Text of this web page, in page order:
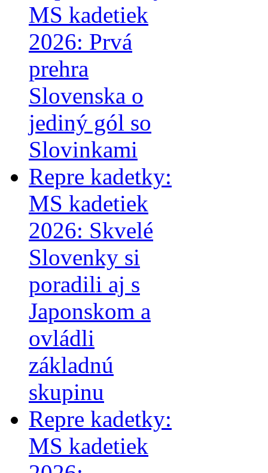
MS kadetiek
2026: Prvá
prehra
Slovenska o
jediný gól so
Slovinkami
Repre kadetky:
MS kadetiek
2026: Skvelé
Slovenky si
poradili aj s
Japonskom a
ovládli
základnú
skupinu
Repre kadetky:
MS kadetiek